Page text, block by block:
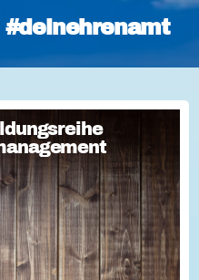
Strategisches
Umsetzung Im Fokus
Freiwillige gewinnen Im